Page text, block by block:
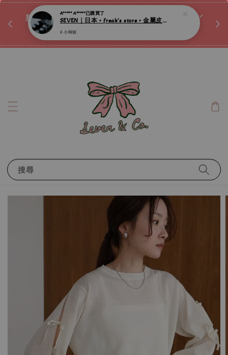
想訂製屬於自己的『水晶手鍊』嗎ꕀ♡ 私訊我們.ᐟ.ᐟ
📣Instagram 這邊按下去
搜尋